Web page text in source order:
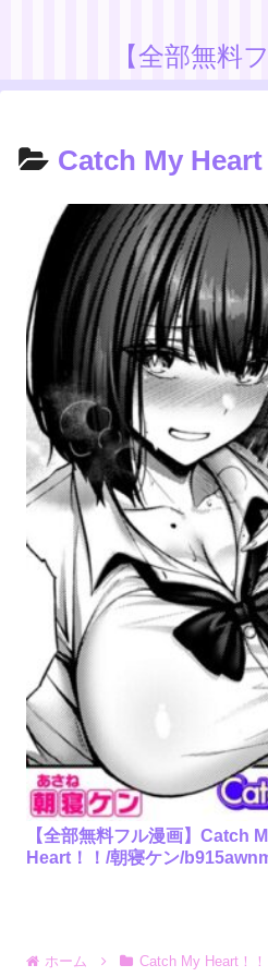
【全部無料
Catch My Heart
【全部無料フル漫画】Catch
Heart！！/朝寝ケン/
ホーム Catch My Heart！！